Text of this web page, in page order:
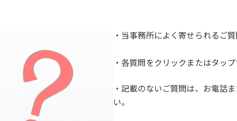
・当事務所によく寄せられるご
・各質問をクリックまたはタッ
・記載のないご質問は、お電話
い。